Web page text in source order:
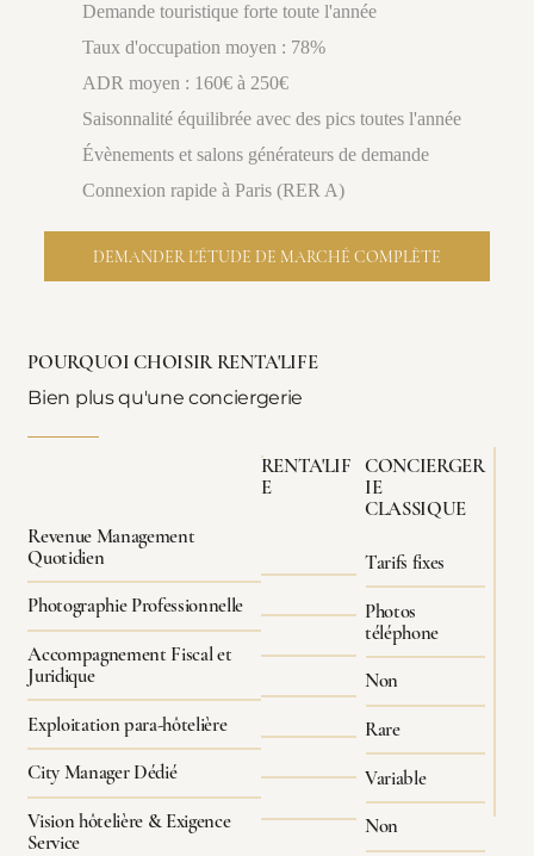
Demande touristique forte toute l'année
Taux d'occupation moyen : 78%
ADR moyen : 160€ à 250€
Saisonnalité équilibrée avec des pics toutes l'année
Évènements et salons générateurs de demande
Connexion rapide à Paris (RER A)
DEMANDER L'ÉTUDE DE MARCHÉ COMPLÈTE
POURQUOI CHOISIR RENTA'LIFE
Bien plus qu'une conciergerie
Revenue Management
Quotidien
Photographie Professionnelle
Accompagnement Fiscal et
Juridique
Exploitation para-hôtelière
City Manager Dédié
Vision hôtelière & Exigence
Service
RENTA'LIF
E
CONCIERGER
IE
CLASSIQUE
Tarifs fixes
Photos
téléphone
Non
Rare
Variable
Non